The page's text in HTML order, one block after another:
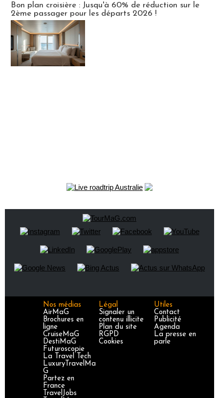
Bon plan croisière : Jusqu'à 60% de réduction sur le
2ème passager pour les départs 2026 !
Nos médias
AirMaG
Brochures en
ligne
CruiseMaG
DestiMaG
Futuroscopie
La Travel Tech
LuxuryTravelMa
G
Partez en
France
TravelJobs
Légal
Signaler un
contenu illicite
Plan du site
RGPD
Cookies
Utiles
Contact
Publicité
Agenda
La presse en
parle